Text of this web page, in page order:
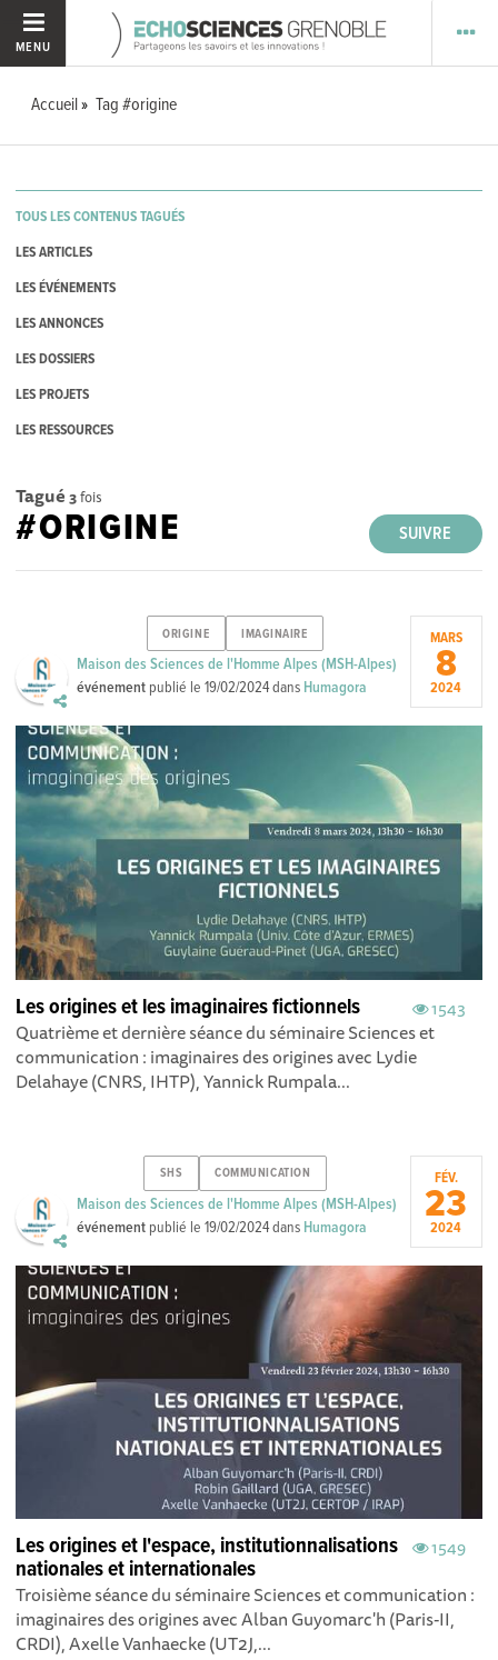
MENU
Accueil Tag #origine
TOUS LES CONTENUS TAGUÉS
LES ARTICLES
LES ÉVÉNEMENTS
LES ANNONCES
LES DOSSIERS
LES PROJETS
LES RESSOURCES
Tagué 3fois
SUIVRE
#ORIGINE
ORIGINE IMAGINAIRE
Maison des Sciences de l'Homme Alpes (MSH-Alpes)
événement publié le19/02/2024dans Humagora
MARS
8
2024
1543
Les origines et les imaginaires fictionnels
Quatrième et dernière séance du séminaire Sciences et
communication : imaginaires des origines avec Lydie
Delahaye (CNRS, IHTP), Yannick Rumpala...
SHS COMMUNICATION
Maison des Sciences de l'Homme Alpes (MSH-Alpes)
événement publié le19/02/2024dans Humagora
FÉV.
23
2024
1549
Les origines et l'espace, institutionnalisations
nationales et internationales
Troisième séance du séminaire Sciences et communication :
imaginaires des origines avec Alban Guyomarc'h (Paris-II,
CRDI), Axelle Vanhaecke (UT2J,...